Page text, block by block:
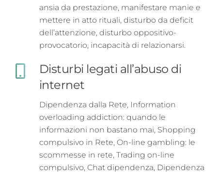
ansia da prestazione, manifestare manie e
mettere in atto rituali, disturbo da deficit
dell’attenzione, disturbo oppositivo-
provocatorio, incapacità di relazionarsi.
Disturbi legati all’abuso di
internet
Dipendenza dalla Rete, Information
overloading addiction: quando le
informazioni non bastano mai, Shopping
compulsivo in Rete, On-line gambling: le
scommesse in rete, Trading on-line
compulsivo, Chat dipendenza, Dipendenza